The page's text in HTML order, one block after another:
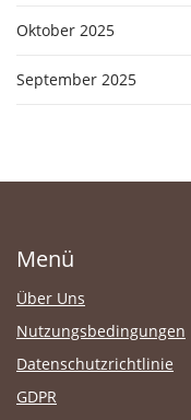
Oktober 2025
September 2025
Menü
Über Uns
Nutzungsbedingungen
Datenschutzrichtlinie
GDPR